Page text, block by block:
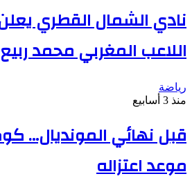
نادي الشمال القطري
اللاعب المغربي محمد
رياضة
منذ 3 أسابيع
قبل نهائي المونديال…
موعد اعتزاله